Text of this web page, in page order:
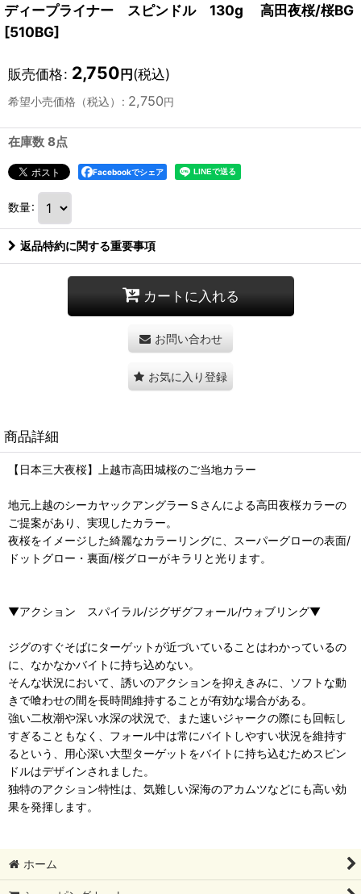
ディープライナー スピンドル 130g 高田夜桜/桜BG
[510BG]
販売価格: 2,750円(税込)
希望小売価格（税込） : 2,750円
在庫数 8点
Facebookでシェア
数量:
返品特約に関する重要事項
カートに入れる
お問い合わせ
お気に入り登録
商品詳細
【日本三大夜桜】上越市高田城桜のご当地カラー
地元上越のシーカヤックアングラーＳさんによる高田夜桜カラーの
ご提案があり、実現したカラー。
夜桜をイメージした綺麗なカラーリングに、スーパーグローの表面/
ドットグロー・裏面/桜グローがキラリと光ります。
▼アクション スパイラル/ジグザグフォール/ウォブリング▼
ジグのすぐそばにターゲットが近づいていることはわかっているの
に、なかなかバイトに持ち込めない。
そんな状況において、誘いのアクションを抑えきみに、ソフトな動
きで喰わせの間を長時間維持することが有効な場合がある。
強い二枚潮や深い水深の状況で、また速いジャークの際にも回転し
すぎることもなく、フォール中は常にバイトしやすい状況を維持す
るという、用心深い大型ターゲットをバイトに持ち込むためスピン
ドルはデザインされました。
独特のアクション特性は、気難しい深海のアカムツなどにも高い効
果を発揮します。
ホーム